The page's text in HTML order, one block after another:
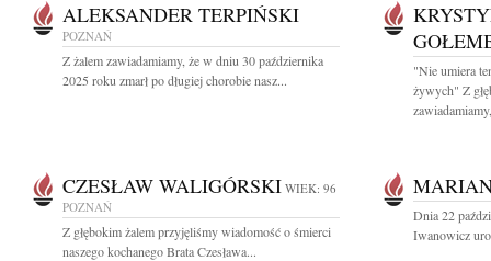
ALEKSANDER TERPIŃSKI
POZNAŃ
Z żalem zawiadamiamy, że w dniu 30 października
2025 roku zmarł po długiej chorobie nasz...
"Nie umiera
żywych" Z
CZESŁAW WALIGÓRSKI WIEK: 96
POZNAŃ
Z głębokim żalem przyjęliśmy wiadomość o śmierci
naszego kochanego Brata Czesława...
Dnia 22
Iwanowicz